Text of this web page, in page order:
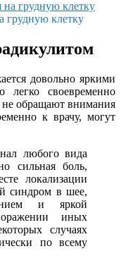
грудную клетку
довольно яркими
легко своевременно
обращают внимания
к врачу, могут
любого вида
сильная боль,
локализации
синдром в шее,
и яркой
иных
случаях
по всему